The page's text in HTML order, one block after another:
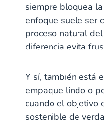
siempre bloquea
enfoque suele ser
proceso natural
diferencia evita
Y sí, también está
empaque lindo o
cuando el objetivo
sostenible de